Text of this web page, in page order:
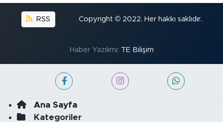
RSS Copyright © 2022. Her hakkı saklıdır.
Haber Yazılımı: TE Bilişim
Ana Sayfa
Kategoriler